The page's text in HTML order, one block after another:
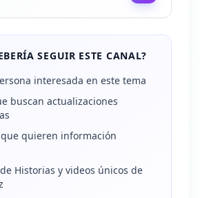
SEGUIR ESTE CANAL?
interesada en este tema
buscan actualizaciones
quieren información
Historias y videos únicos de